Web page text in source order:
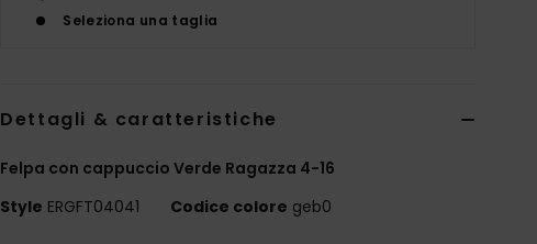
Seleziona una taglia
Dettagli & caratteristiche
Felpa con cappuccio Verde Ragazza 4-16
Style ERGFT04041 Codice colore geb0